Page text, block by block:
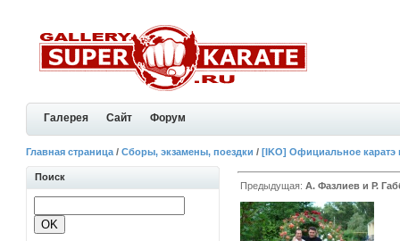
Галерея Сайт Форум
Главная страница /Сборы, экзамены, поездки /[IKO] Официальное каратэ
Поиск
Предыдущая:А. Фазлиев и Р.